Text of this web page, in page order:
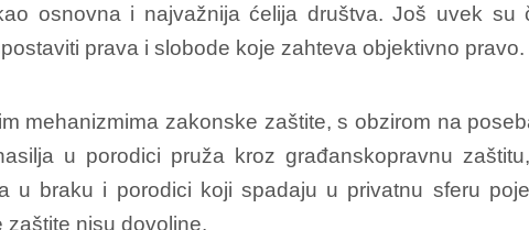
osnovna i najvažnija ćelija društva. Još uvek su
prava i slobode koje zahteva objektivno pravo.
mehanizmima zakonske zaštite, s obzirom na
u porodici pruža kroz građanskopravnu
u braku i porodici koji spadaju u privatnu sferu
nisu dovoljne.